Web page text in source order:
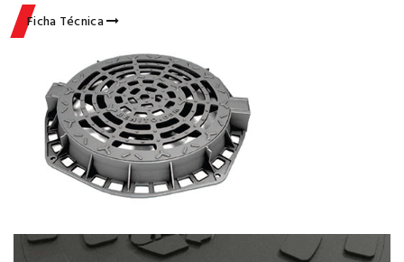
Ficha Técnica